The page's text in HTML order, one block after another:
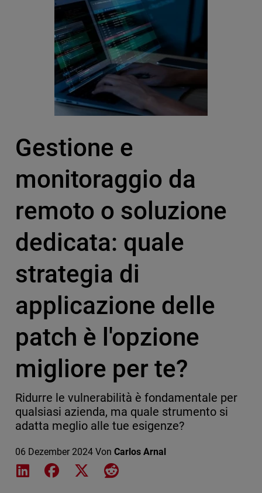
Gestione e
monitoraggio da
remoto o soluzione
dedicata: quale
strategia di
applicazione delle
patch è l'opzione
migliore per te?
Ridurre le vulnerabilità è fondamentale per
qualsiasi azienda, ma quale strumento si
adatta meglio alle tue esigenze?
06 Dezember 2024 Von Carlos Arnal
Share on LinkedIn
Share on Facebook
Share on XShare on Reddit